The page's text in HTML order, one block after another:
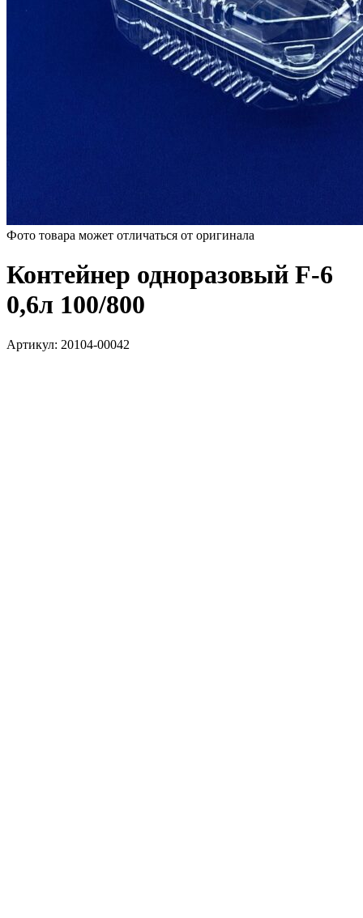
Фото товара может отличаться от оригинала
Контейнер одноразовый F-6
0,6л 100/800
Артикул: 20104-00042